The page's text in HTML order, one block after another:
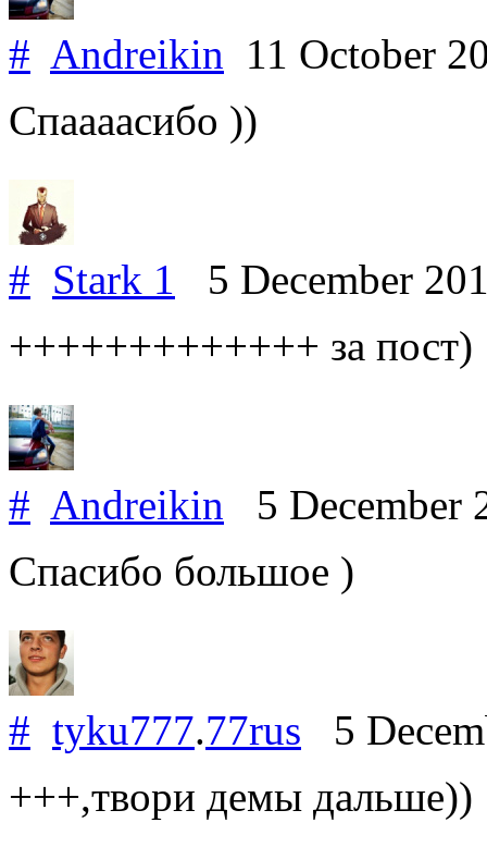
# Andreikin 11 October
Спаааасибо ))
# Stark 1 5 December
+++++++++++++ за пост)
# Andreikin 5 December
Спасибо большое )
# tyku777.77rus 5
+++,твори демы дальше))